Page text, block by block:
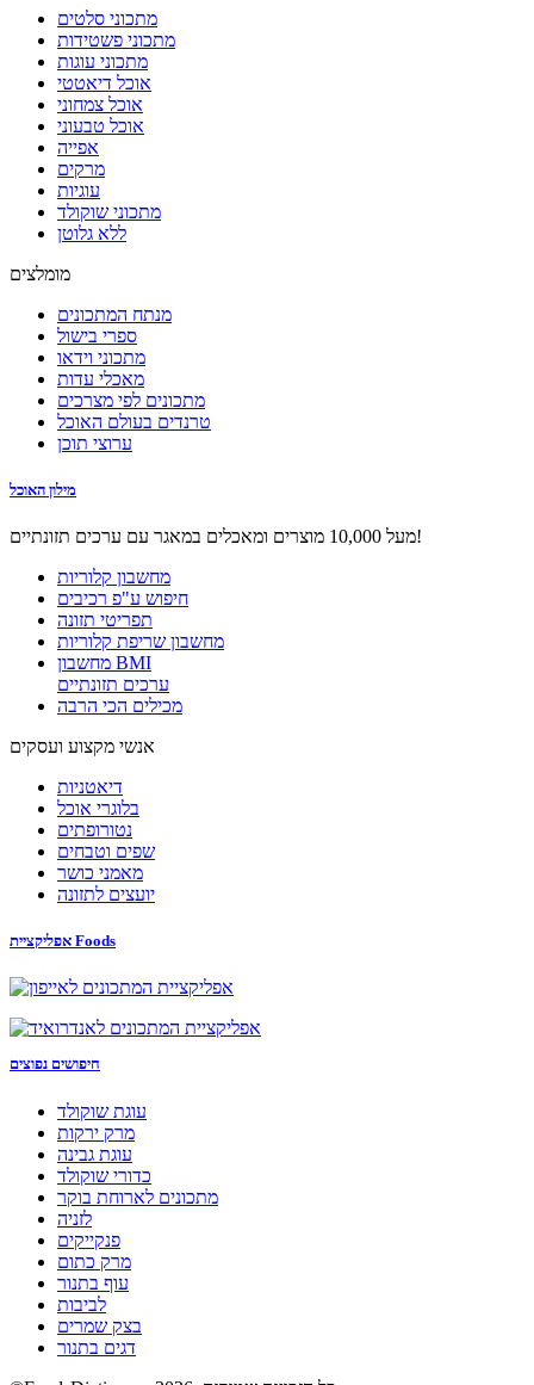
מתכוני סלטים
מתכוני פשטידות
מתכוני עוגות
אוכל דיאטטי
אוכל צמחוני
אוכל טבעוני
אפייה
מרקים
עוגיות
מתכוני שוקולד
ללא גלוטן
מומלצים
מנתח המתכונים
ספרי בישול
מתכוני וידאו
מאכלי עדות
מתכונים לפי מצרכים
טרנדים בעולם האוכל
ערוצי תוכן
מילון האוכל
מעל 10,000 מוצרים ומאכלים במאגר עם ערכים תזונתיים!
מחשבון קלוריות
חיפוש ע"פ רכיבים
תפריטי תזונה
מחשבון שריפת קלוריות
מחשבון BMI
ערכים תזונתיים
מכילים הכי הרבה
אנשי מקצוע ועסקים
דיאטניות
בלוגרי אוכל
נטורופתים
שפים וטבחים
מאמני כושר
יועצים לתזונה
אפליקציית Foods
חיפושים נפוצים
עוגת שוקולד
מרק ירקות
עוגת גבינה
כדורי שוקולד
מתכונים לארוחת בוקר
לזניה
פנקייקים
מרק כתום
עוף בתנור
לביבות
בצק שמרים
דגים בתנור